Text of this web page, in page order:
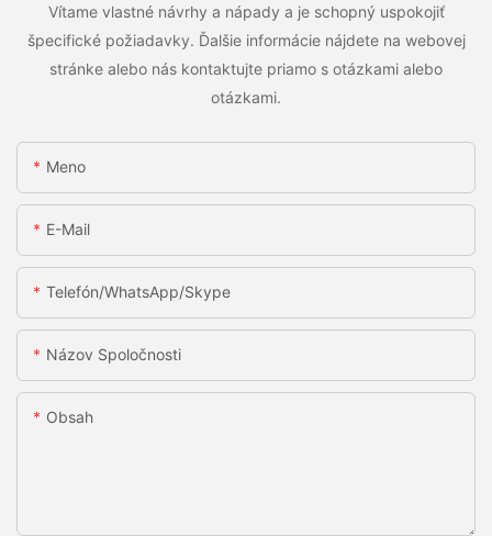
Vítame vlastné návrhy a nápady a je schopný uspokojiť
špecifické požiadavky. Ďalšie informácie nájdete na webovej
stránke alebo nás kontaktujte priamo s otázkami alebo
otázkami.
Meno
E-Mail
Telefón/WhatsApp/Skype
Názov Spoločnosti
Obsah